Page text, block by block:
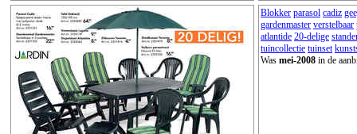
Blokker parasol cadiz
gardenmaster verstelbaar
atlantide 20-delige
tuincollectie tuinset
Was mei-2008 in de